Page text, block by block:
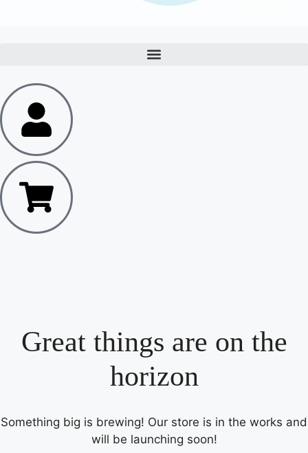
Great things are on the
horizon
Something big is brewing! Our store is in the works and
will be launching soon!